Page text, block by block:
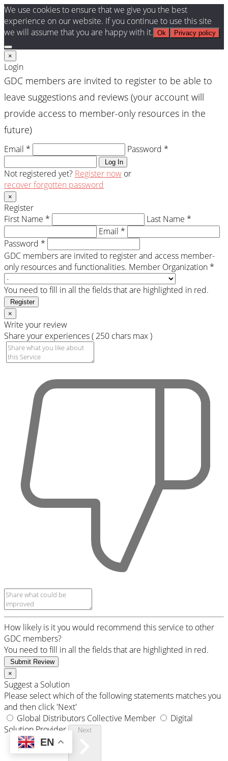
EN
We use cookies to ensure that we give you the best
experience on our website. If you continue to use this site
we will assume that you are happy with it. Ok Privacy policy
×
Login
GDC members are invited to register to be able to
leave suggestions and reviews (your account will
provide access to member-only resources in the
future)
Email * Password *
Log In
Not registered yet? Register now or
recover forgotten password
×
Register
First Name *
Last Name *
Email *
Password *
GDC members are invited to register and access member-
only resources and functionalities. Member Organization *
You need to fill in all the fields that are highlighted in red.
Register
×
Write your review
Share your experiences ( 250 chars max )
How likely is it you would recommend this service to other
GDC members?
You need to fill in all the fields that are highlighted in red.
Submit Review
×
Suggest a Solution
Please select which of the following statements matches you
and then click 'Next'
Global Distributors Collective Member
Digital
Solution Provider
Next